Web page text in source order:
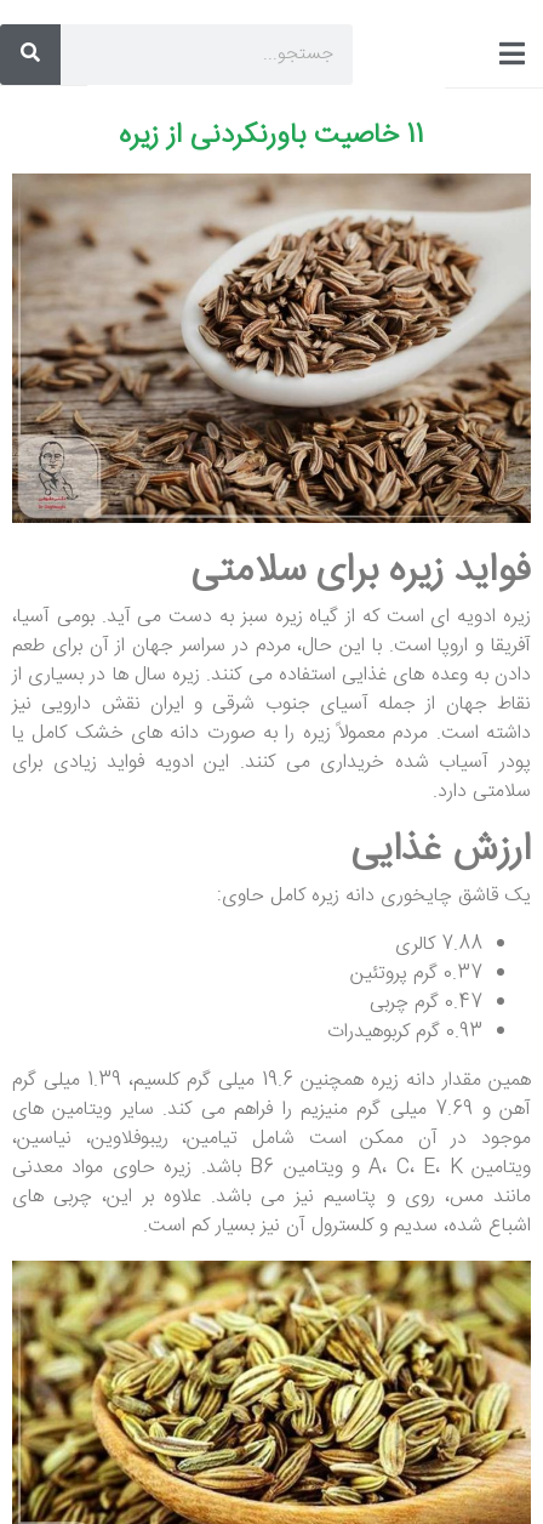
11 خاصیت باورنکردنی از زیره
فواید زیره برای سلامتی
زیره ادویه ای است که از گیاه زیره سبز به دست می آید. بومی آسیا،
آفریقا و اروپا است. با این حال، مردم در سراسر جهان از آن برای طعم
دادن به وعده های غذایی استفاده می کنند. زیره سال ها در بسیاری از
نقاط جهان از جمله آسیای جنوب شرقی و ایران نقش دارویی نیز
داشته است. مردم معمولاً زیره را به صورت دانه های خشک کامل یا
پودر آسیاب شده خریداری می کنند. این ادویه فواید زیادی برای
سلامتی دارد.
ارزش غذایی
یک قاشق چایخوری دانه زیره کامل حاوی:
7.88 کالری
0.37 گرم پروتئین
0.47 گرم چربی
0.93 گرم کربوهیدرات
همین مقدار دانه زیره همچنین 19.6 میلی گرم کلسیم، 1.39 میلی گرم
آهن و 7.69 میلی گرم منیزیم را فراهم می کند. سایر ویتامین های
موجود در آن ممکن است شامل تیامین، ریبوفلاوین، نیاسین،
ویتامین A، C، E، K و ویتامین B6 باشد. زیره حاوی مواد معدنی
مانند مس، روی و پتاسیم نیز می باشد. علاوه بر این، چربی های
اشباع شده، سدیم و کلسترول آن نیز بسیار کم است.